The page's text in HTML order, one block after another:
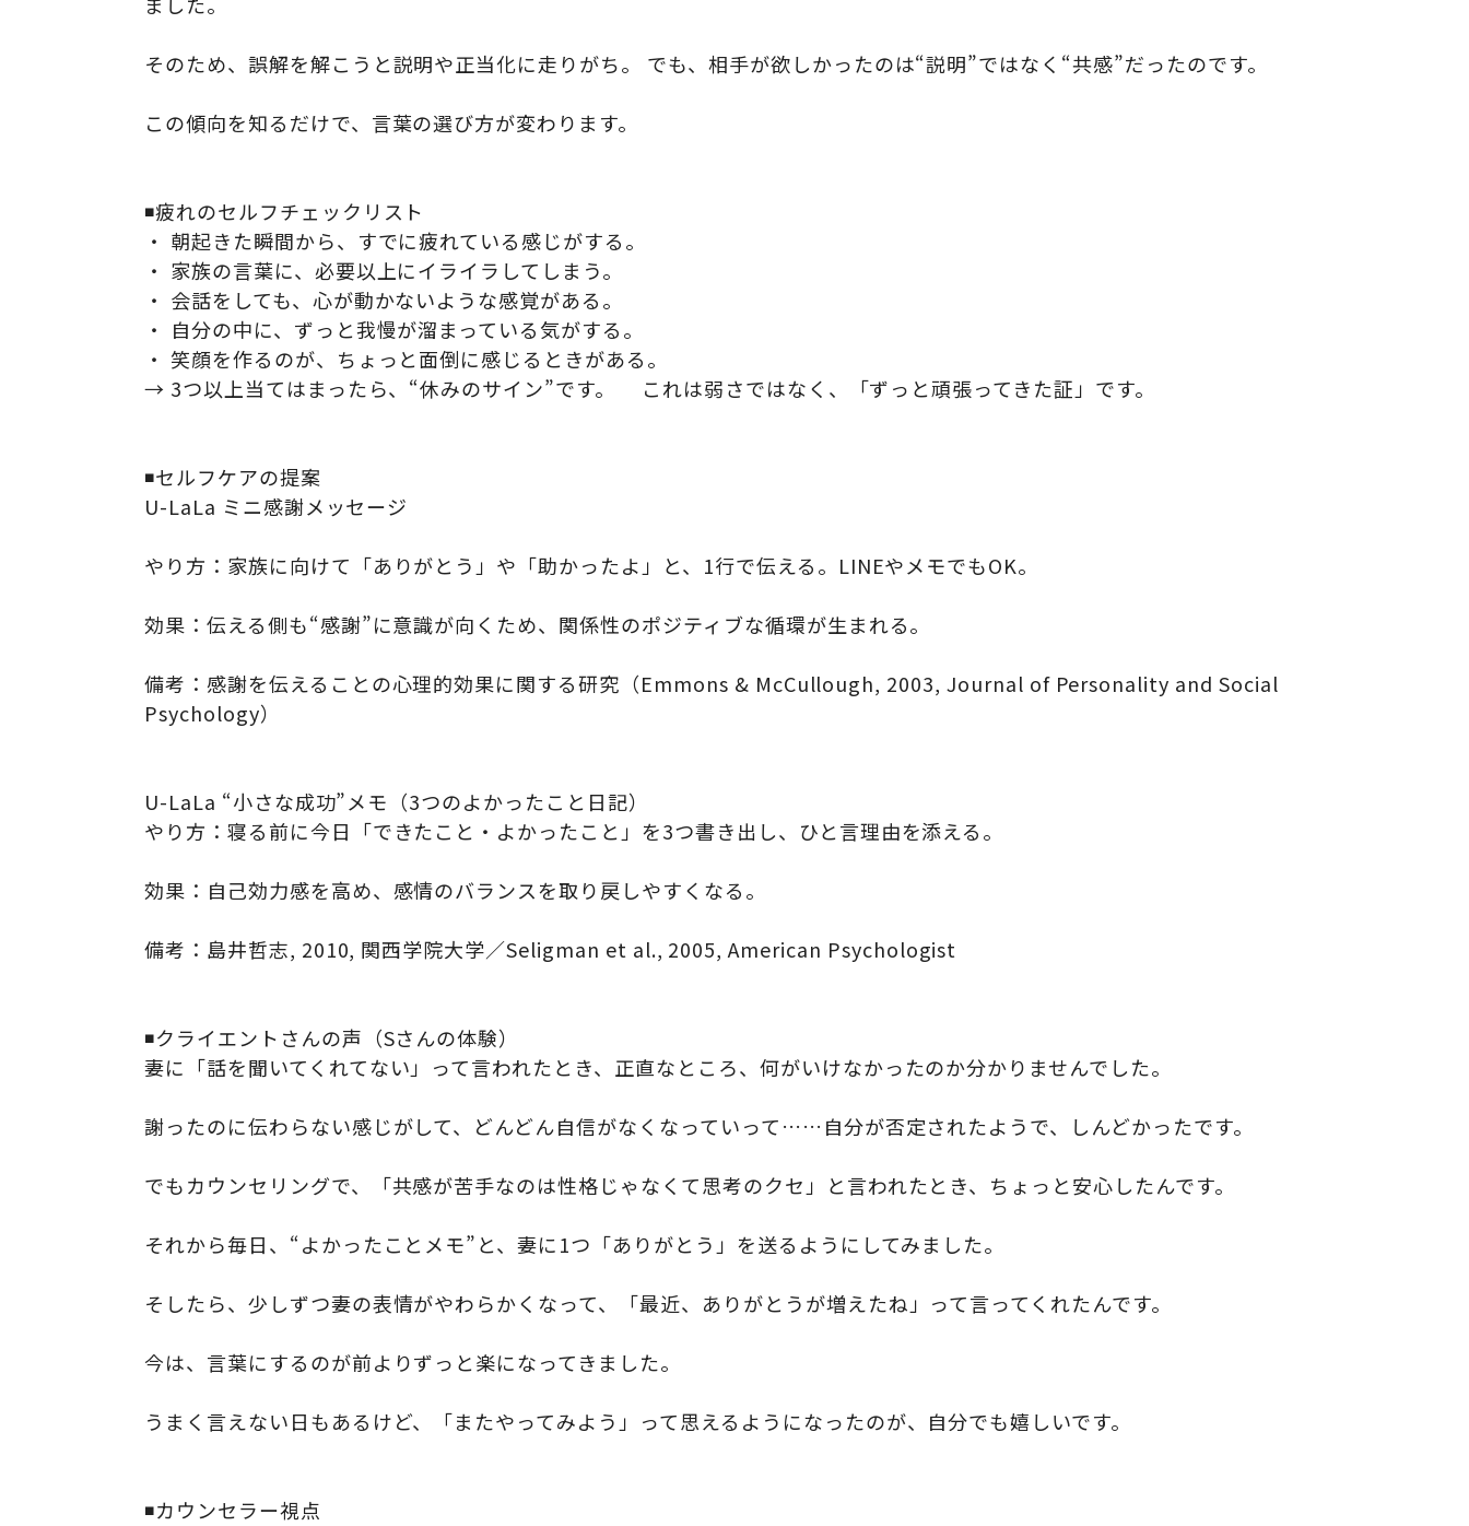
そのため、誤解を解こうと説明や正当化に走りがち。 でも、相手が欲しかったのは“説明”ではなく“共感”だったのです。
この傾向を知るだけで、言葉の選び方が変わります。
◾️疲れのセルフチェックリスト
・ 朝起きた瞬間から、すでに疲れている感じがする。
・ 家族の言葉に、必要以上にイライラしてしまう。
・ 会話をしても、心が動かないような感覚がある。
・ 自分の中に、ずっと我慢が溜まっている気がする。
・ 笑顔を作るのが、ちょっと面倒に感じるときがある。
→ 3つ以上当てはまったら、“休みのサイン”です。 これは弱さではなく、「ずっと頑張ってきた証」です。
◾️セルフケアの提案
U-LaLa ミニ感謝メッセージ
やり方：家族に向けて「ありがとう」や「助かったよ」と、1行で伝える。LINEやメモでもOK。
効果：伝える側も“感謝”に意識が向くため、関係性のポジティブな循環が生まれる。
備考：感謝を伝えることの心理的効果に関する研究（Emmons & McCullough, 2003, Journal of Personality and Social
Psychology）
U-LaLa “小さな成功”メモ（3つのよかったこと日記）
やり方：寝る前に今日「できたこと・よかったこと」を3つ書き出し、ひと言理由を添える。
効果：自己効力感を高め、感情のバランスを取り戻しやすくなる。
備考：島井哲志, 2010, 関西学院大学／Seligman et al., 2005, American Psychologist
◾️クライエントさんの声（Sさんの体験）
妻に「話を聞いてくれてない」って言われたとき、正直なところ、何がいけなかったのか分かりませんでした。
謝ったのに伝わらない感じがして、どんどん自信がなくなっていって……自分が否定されたようで、しんどかったです。
でもカウンセリングで、「共感が苦手なのは性格じゃなくて思考のクセ」と言われたとき、ちょっと安心したんです。
それから毎日、“よかったことメモ”と、妻に1つ「ありがとう」を送るようにしてみました。
そしたら、少しずつ妻の表情がやわらかくなって、「最近、ありがとうが増えたね」って言ってくれたんです。
今は、言葉にするのが前よりずっと楽になってきました。
うまく言えない日もあるけど、「またやってみよう」って思えるようになったのが、自分でも嬉しいです。
◾️カウンセラー視点